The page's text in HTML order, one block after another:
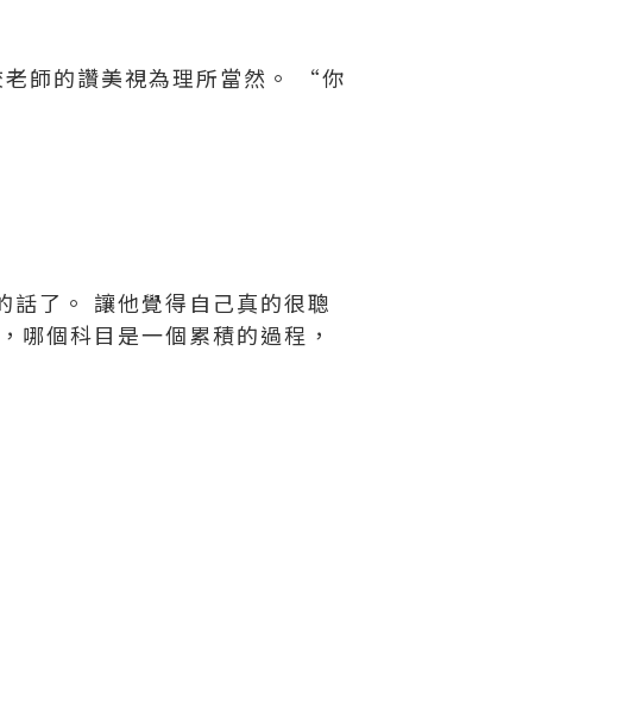
師的讚美視為理所當然。 “你
話了。 讓他覺得自己真的很聰
哪個科目是一個累積的過程，